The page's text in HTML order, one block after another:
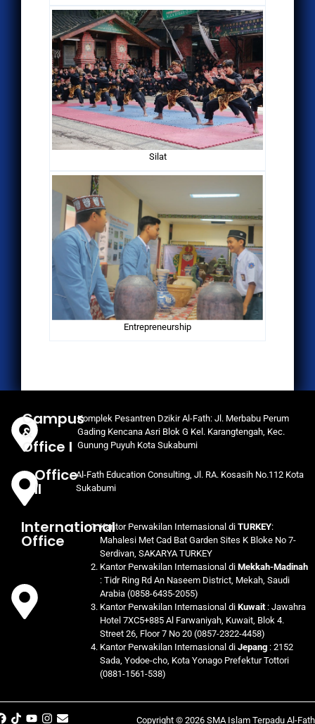
Silat
Entrepreneurship
Campus
&
Office I
Komplek Pesantren Dzikir Al-Fath: Jl. Merbabu Perum
Gading Kencana Asri Blok G Kel. Karangtengah, Kec.
Gunung Puyuh Kota Sukabumi
Office
II
Al-Fath Education Consulting, Jl. RA. Kosasih No.112 Kota
Sukabumi
International
Office
Kantor Perwakilan Internasional di TURKEY:
Mahalesi Met Cad Bat Garden Sites K Bloke No 7-
Serdivan, SAKARYA TURKEY
Kantor Perwakilan Internasional di Mekkah-Madinah
: Tidr Ring Rd An Naseem District, Mekah, Saudi
Arabia (0858-6435-2055)
Kantor Perwakilan Internasional di Kuwait: Jawahra
Hotel 7XC5+885 Al Farwaniyah, Kuwait, Blok 4.
Street 26, Floor 7 No 20 (0857-2322-4458)
Kantor Perwakilan Internasional di Jepang: 2152
Sada, Yodoe-cho, Kota Yonago Prefektur Tottori
(0881-1561-538)
Copyright © 2026 SMA Islam Terpadu Al-Fath